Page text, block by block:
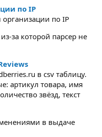
по IP
организации по IP
за которой парсер не
в csv таблицу.
артикул товара, имя
звёзд, текст
в выдаче